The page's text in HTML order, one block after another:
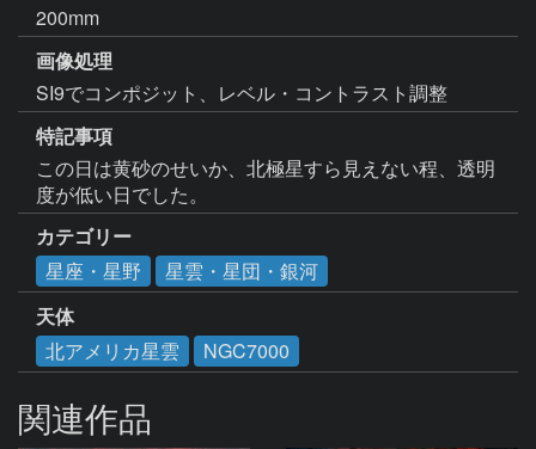
200mm
画像処理
SI9でコンポジット、レベル・コントラスト調整
特記事項
この日は黄砂のせいか、北極星すら見えない程、透明
度が低い日でした。
カテゴリー
星座・星野
星雲・星団・銀河
天体
北アメリカ星雲
NGC7000
関連作品